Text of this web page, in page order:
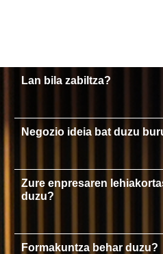
Lan bila zabiltza?
Negozio ideia bat duzu
Zure enpresaren
duzu?
Formakuntza behar duzu?